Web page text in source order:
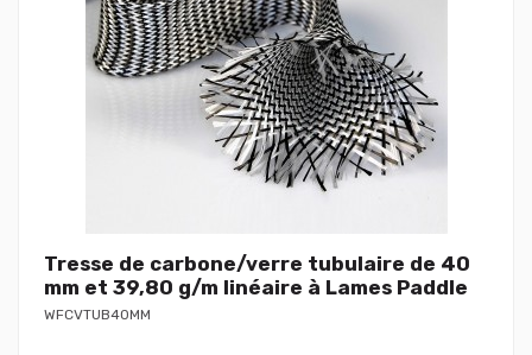
Tresse de carbone/verre tubulaire de 40
mm et 39,80 g/m linéaire à Lames Paddle
WFCVTUB40MM